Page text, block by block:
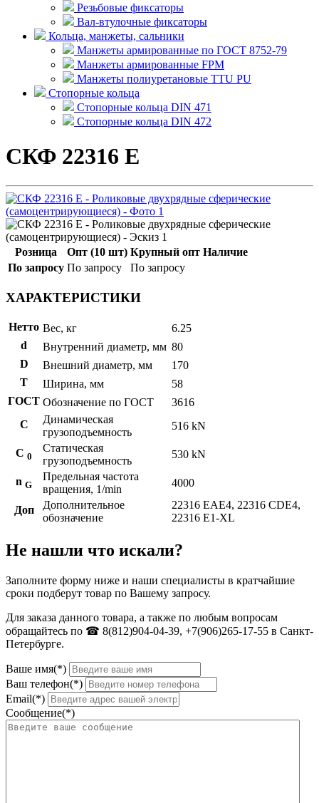
Резьбовые фиксаторы
Вал-втулочные фиксаторы
Кольца, манжеты, сальники
Манжеты армированные по ГОСТ 8752-79
Манжеты армированные FPM
Манжеты полиуретановые TTU PU
Стопорные кольца
Стопорные кольца DIN 471
Стопорные кольца DIN 472
СКФ 22316 E
Розница Опт (10 шт) Крупный опт Наличие
По запросу По запросу По запросу
ХАРАКТЕРИСТИКИ
Нетто Вес, кг
6.25
d
Внутренний диаметр, мм 80
D
Внешний диаметр, мм
170
T
Ширина, мм
58
ГОСТ Обозначение по ГОСТ
3616
C
Динамическая
грузоподъемность
516 kN
С 0
Статическая
грузоподъемность
530 kN
n G
Предельная частота
вращения, 1/min
4000
Доп
Дополнительное
обозначение
22316 EAE4, 22316 CDE4,
22316 E1-XL
Не нашли что искали?
Заполните форму ниже и наши специалисты в кратчайшие
сроки подберут товар по Вашему запросу.
Для заказа данного товара, а также по любым вопросам
обращайтесь по ☎ 8(812)904-04-39, +7(906)265-17-55 в Санкт-
Петербурге.
Ваше имя(*)
Ваш телефон(*)
Email(*)
Сообщение(*)